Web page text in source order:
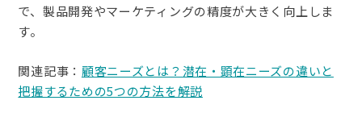
で、製品開発やマーケティングの精度が大きく向上しま
す。
関連記事： 顧客ニーズとは？潜在・顕在ニーズの違いと
把握するための5つの方法を解説